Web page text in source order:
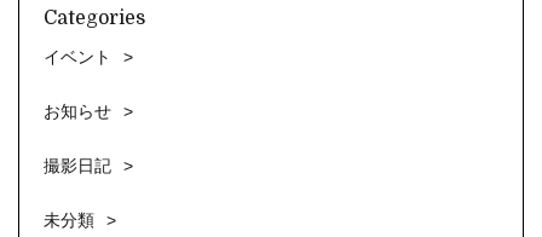
Categories
イベント
お知らせ
撮影日記
未分類